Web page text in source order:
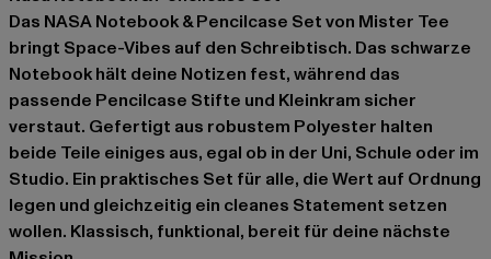
Das NASA Notebook & Pencilcase Set von Mister Tee
bringt Space-Vibes auf den Schreibtisch. Das schwarze
Notebook hält deine Notizen fest, während das
passende Pencilcase Stifte und Kleinkram sicher
verstaut. Gefertigt aus robustem Polyester halten
beide Teile einiges aus, egal ob in der Uni, Schule oder im
Studio. Ein praktisches Set für alle, die Wert auf Ordnung
legen und gleichzeitig ein cleanes Statement setzen
wollen. Klassisch, funktional, bereit für deine nächste